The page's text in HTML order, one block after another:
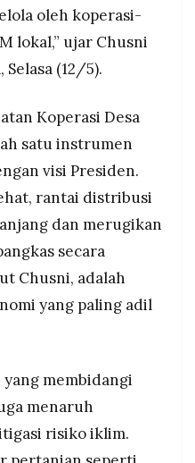
oleh koperasi-
lokal,” ujar Chusni
(12/5).
Koperasi Desa
satu instrumen
visi Presiden.
rantai distribusi
dan merugikan
secara
Chusni, adalah
yang paling adil
membidangi
menaruh
risiko iklim.